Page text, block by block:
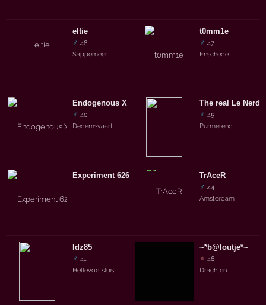
eltie
♂ 48
Sappemeer
Endogenous X
♂ 40
Dedemsvaart
Experiment 626
Idz85
♂ 41
Hellevoetsluis
t0mm1e
♂ 47
Enschede
The real Le Nerd
♂ 45
Purmerend
TrAceR
♂ 44
Amsterdam
~*b@loutje*~
♀ 46
Drachten